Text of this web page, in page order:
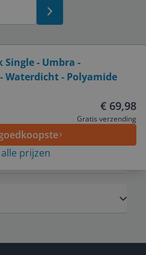
Single - Umbra -
Waterdicht - Polyamide
€ 69,98
Gratis verzending
prijzen